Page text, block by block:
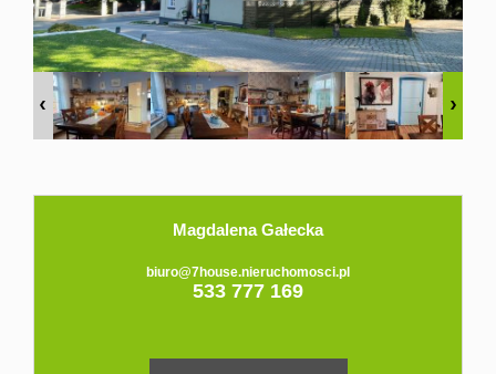
Domy
Dzialki
Lokale
Magdalena Gałecka
biuro@7house.nieruchomosci.pl
533 777 169